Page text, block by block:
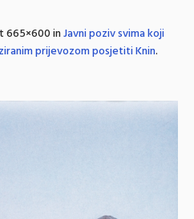
665×600 inJavni poziv svima koji
prijevozom posjetiti Knin.